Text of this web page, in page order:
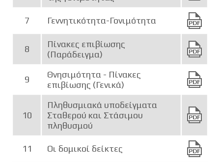
7 Γεννητικότητα-Γονιμότητα
8
Πίνακες επιβίωσης
(Παράδειγμα)
9
Θνησιμότητα - Πίνακες
επιβίωσης (Γενικά)
10
Πληθυσμιακά υποδείγματα
Σταθερού και Στάσιμου
πληθυσμού
11 Οι δομικοί δείκτες